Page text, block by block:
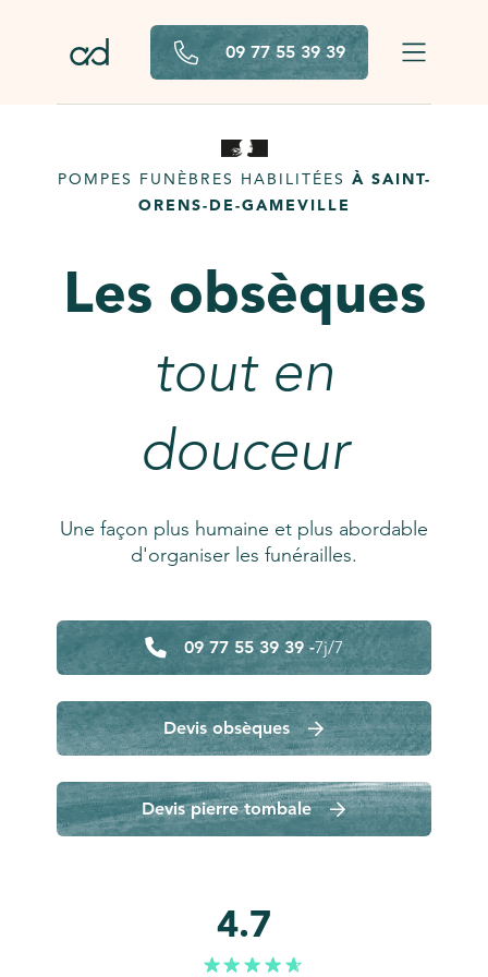
09 77 55 39 39
POMPES FUNÈBRES HABILITÉES À SAINT-
ORENS-DE-GAMEVILLE
Les obsèques
tout en
douceur
Une façon plus humaine et plus abordable
d'organiser les funérailles.
09 77 55 39 39 -7j/7
Devis obsèques
Devis pierre tombale
4.7